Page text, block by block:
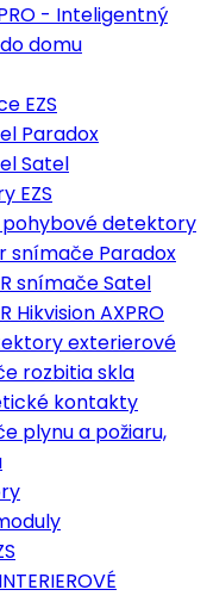
- Inteligentný
domu
EZS
Paradox
Satel
EZS
pohybové detektory
snímače Paradox
snímače Satel
Hikvision AXPRO
exterierové
rozbitia skla
kontakty
plynu a požiaru,